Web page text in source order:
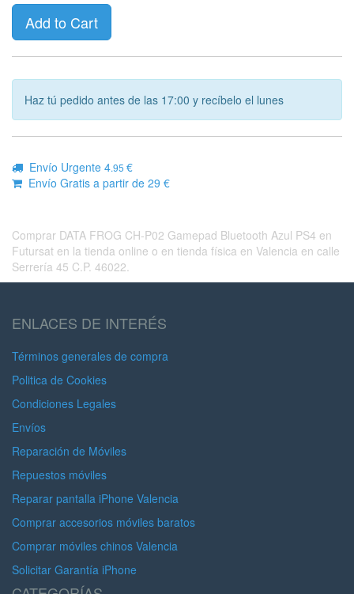
Add to Cart
Haz tú pedido antes de las 17:00 y recíbelo el lunes
Envío Urgente 4.95 €
Envío Gratis a partir de 29 €
Comprar DATA FROG CH-P02 Gamepad Bluetooth Azul PS4 en
Futursat en la tienda online o en tienda física en Valencia en calle
Serrería 45 C.P. 46022.
ENLACES DE INTERÉS
Términos generales de compra
Politica de Cookies
Condiciones Legales
Envíos
Reparación de Móviles
Repuestos móviles
Reparar pantalla iPhone Valencia
Comprar accesorios móviles baratos
Comprar móviles chinos Valencia
Solicitar Garantía iPhone